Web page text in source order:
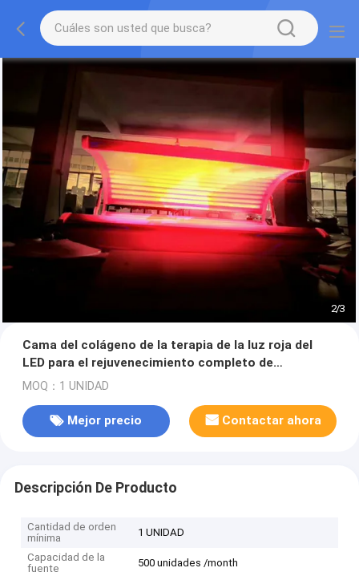
2/3
Cama del colágeno de la terapia de la luz roja del
LED para el rejuvenecimiento completo de
Whitenning del cuerpo
MOQ：1 UNIDAD
Mejor precio Contactar ahora
Descripción De Producto
Cantidad de orden
mínima
1 UNIDAD
Capacidad de la
fuente
500 unidades /month